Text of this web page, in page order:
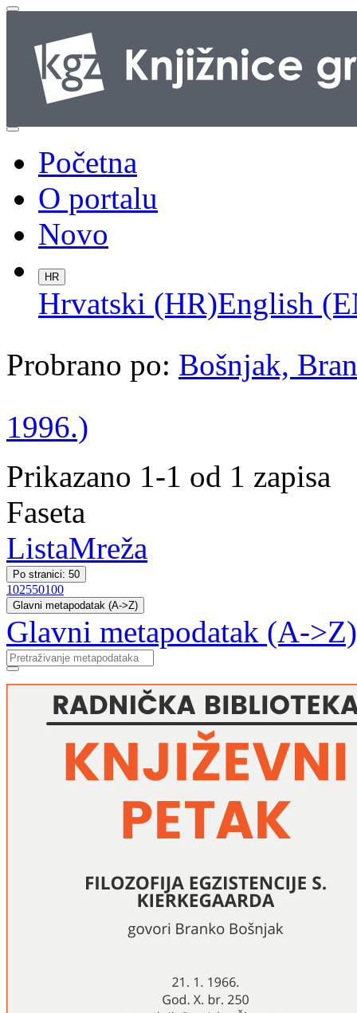
Početna
O portalu
Novo
HR
Hrvatski (HR)English
Probrano po: Bošnjak,
1996.)
Prikazano 1-1 od 1 zapisa
Faseta
ListaMreža
Po stranici: 50
102550100
Glavni metapodatak (A->Z)
Glavni metapodatak (A->Z)